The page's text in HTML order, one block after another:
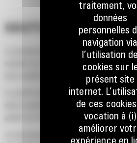
HAUTES
La productivité est à son meilleur niveau
machine Cat d'un godet Cat, que nous
pour optimiser la force d'arrachage et la
Le profil d'enveloppe à rayon double
dans le godet. Le dégagement de talon
godet ne frotte pas, ce qui réduit les coûts
La consommation de carburant est
traitement,
données
personnelles
navigation via
l’utilisation de
cookies sur
présent site
internet.
de ces
vocation à (i)
améliorer